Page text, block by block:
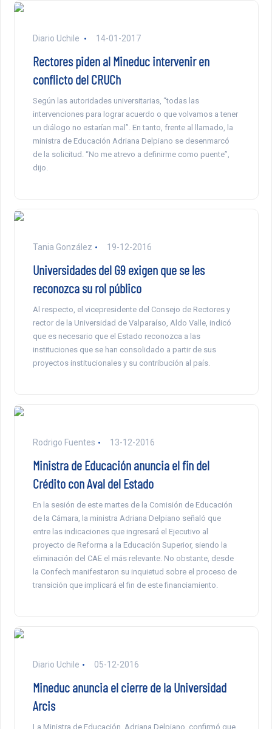
Diario Uchile 14-01-2017
Rectores piden al Mineduc intervenir en
conflicto del CRUCh
Según las autoridades universitarias, “todas las
intervenciones para lograr acuerdo o que volvamos a tener
un diálogo no estarían mal”. En tanto, frente al llamado, la
ministra de Educación Adriana Delpiano se desenmarcó
de la solicitud. “No me atrevo a definirme como puente”,
dijo.
Tania González 19-12-2016
Universidades del G9 exigen que se les
reconozca su rol público
Al respecto, el vicepresidente del Consejo de Rectores y
rector de la Universidad de Valparaíso, Aldo Valle, indicó
que es necesario que el Estado reconozca a las
instituciones que se han consolidado a partir de sus
proyectos institucionales y su contribución al país.
Rodrigo Fuentes 13-12-2016
Ministra de Educación anuncia el fin del
Crédito con Aval del Estado
En la sesión de este martes de la Comisión de Educación
de la Cámara, la ministra Adriana Delpiano señaló que
entre las indicaciones que ingresará el Ejecutivo al
proyecto de Reforma a la Educación Superior, siendo la
eliminación del CAE el más relevante. No obstante, desde
la Confech manifestaron su inquietud sobre el proceso de
transición que implicará el fin de este financiamiento.
Diario Uchile 05-12-2016
Mineduc anuncia el cierre de la Universidad
Arcis
La Ministra de Educación, Adriana Delpiano, confirmó que